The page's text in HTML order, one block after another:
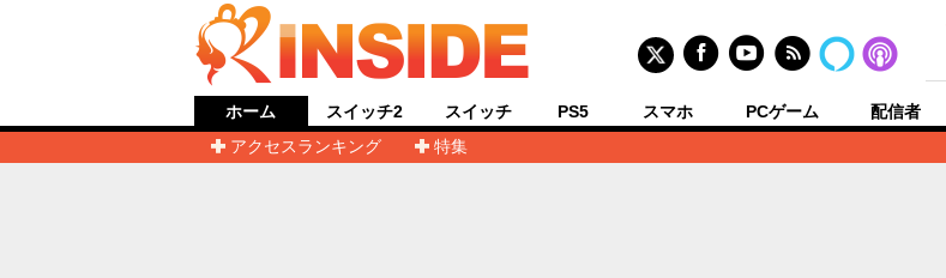
ホーム
アクセスランキング
特集
スイッチ2 スイッチ PS5 スマホ PCゲーム 配信者